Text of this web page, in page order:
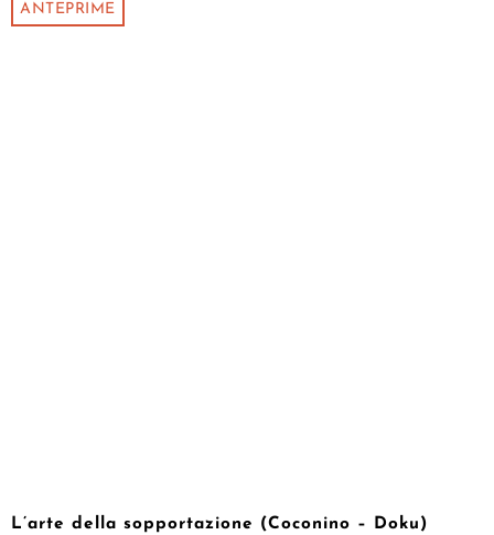
ANTEPRIME
L’arte della sopportazione (Coconino – Doku)